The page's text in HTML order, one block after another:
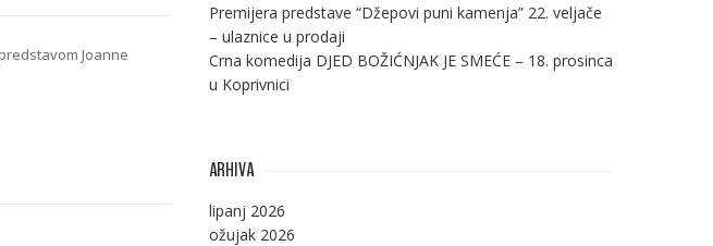
Joanne
Premijera predstave “Džepovi puni kamenja” 22. veljače
– ulaznice u prodaji
Crna komedija DJED BOŽIĆNJAK JE SMEĆE – 18. prosinca
u Koprivnici
ARHIVA
lipanj 2026
ožujak 2026